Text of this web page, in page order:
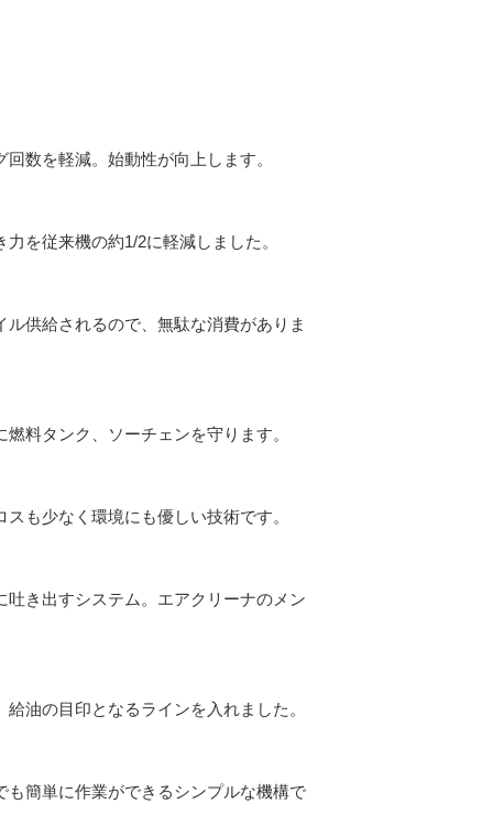
数を軽減。始動性が向上します。
を従来機の約1/2に軽減しました。
供給されるので、無駄な消費がありま
料タンク、ソーチェンを守ります。
も少なく環境にも優しい技術です。
き出すシステム。エアクリーナのメン
油の目印となるラインを入れました。
簡単に作業ができるシンプルな機構で